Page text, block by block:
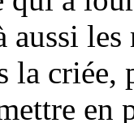
la criée,
en